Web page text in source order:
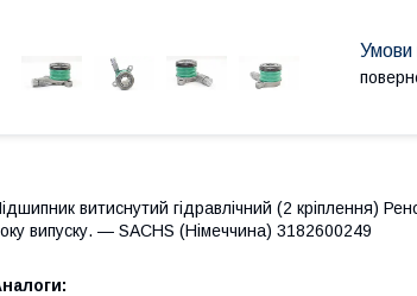
витиснутий гідравлічний (2 кріплення)
випуску. — SACHS (Німеччина) 3182600249